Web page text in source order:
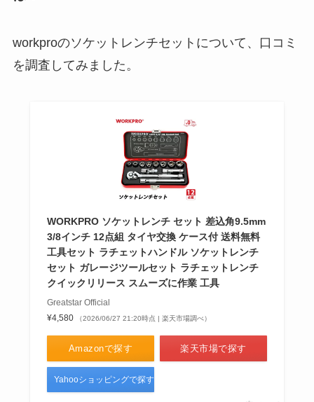
workproのソケットレンチセットについて、口コミ
を調査してみました。
WORKPRO ソケットレンチ セット 差込角9.5mm
3/8インチ 12点組 タイヤ交換 ケース付 送料無料
工具セット ラチェットハンドル ソケットレンチ
セット ガレージツールセット ラチェットレンチ
クイックリリース スムーズに作業 工具
Greatstar Official
¥4,580
（2026/06/27 21:20時点 | 楽天市場調べ）
Amazonで探す 楽天市場で探す
Yahooショッピングで探す